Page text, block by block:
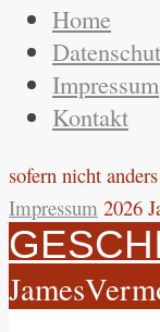
Home
Impressum
Kontakt
sofern nicht
Impressum 2026